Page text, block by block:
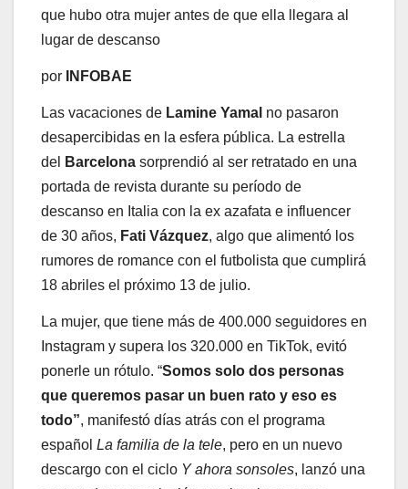
que hubo otra mujer antes de que ella llegara al
lugar de descanso
por INFOBAE
Las vacaciones de Lamine Yamal no pasaron
desapercibidas en la esfera pública. La estrella
del
Barcelona sorprendió al ser retratado en una
portada de revista durante su período de
descanso en Italia con la ex azafata e influencer
de 30 años, Fati Vázquez, algo que alimentó los
rumores de romance con el futbolista que cumplirá
18 abriles el próximo 13 de julio.
La mujer, que tiene más de 400.000 seguidores en
Instagram y supera los 320.000 en TikTok, evitó
ponerle un rótulo. “Somos solo dos personas
que queremos pasar un buen rato y eso es
todo”, manifestó días atrás con el programa
español La familia de la tele, pero en un nuevo
descargo con el ciclo Y ahora sonsoles, lanzó una